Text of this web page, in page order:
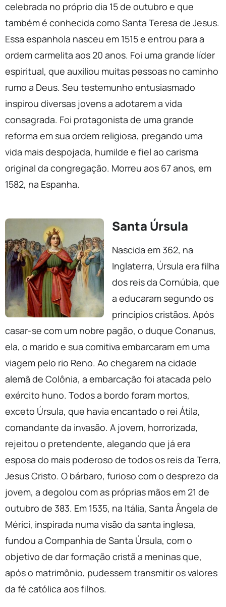
celebrada no próprio dia 15 de outubro e que
também é conhecida como Santa Teresa de Jesus.
Essa espanhola nasceu em 1515 e entrou para a
ordem carmelita aos 20 anos. Foi uma grande líder
espiritual, que auxiliou muitas pessoas no caminho
rumo a Deus. Seu testemunho entusiasmado
inspirou diversas jovens a adotarem a vida
consagrada. Foi protagonista de uma grande
reforma em sua ordem religiosa, pregando uma
vida mais despojada, humilde e fiel ao carisma
original da congregação. Morreu aos 67 anos, em
1582, na Espanha.
Santa Úrsula
Nascida em 362, na
Inglaterra, Úrsula era filha
dos reis da Cornúbia, que
a educaram segundo os
princípios cristãos. Após
casar-se com um nobre pagão, o duque Conanus,
ela, o marido e sua comitiva embarcaram em uma
viagem pelo rio Reno. Ao chegarem na cidade
alemã de Colônia, a embarcação foi atacada pelo
exército huno. Todos a bordo foram mortos,
exceto Úrsula, que havia encantado o rei Átila,
comandante da invasão. A jovem, horrorizada,
rejeitou o pretendente, alegando que já era
esposa do mais poderoso de todos os reis da Terra,
Jesus Cristo. O bárbaro, furioso com o desprezo da
jovem, a degolou com as próprias mãos em 21 de
outubro de 383. Em 1535, na Itália, Santa Ângela de
Mérici, inspirada numa visão da santa inglesa,
fundou a Companhia de Santa Úrsula, com o
objetivo de dar formação cristã a meninas que,
após o matrimônio, pudessem transmitir os valores
da fé católica aos filhos.